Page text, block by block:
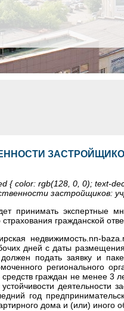
{ color: rgb(128, 0, 0); text-
застройщиков:
принимать экспертные
гражданской
недвижимость.nn-
дней с даты
подать заявку и
регионального
граждан не менее 3
деятельности
год
дома и (или)